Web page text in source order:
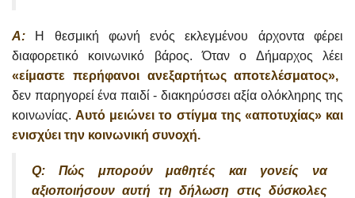
A: Η θεσμική φωνή ενός εκλεγμένου άρχοντα φέρει
διαφορετικό κοινωνικό βάρος. Όταν ο Δήμαρχος λέει
«είμαστε περήφανοι ανεξαρτήτως αποτελέσματος»,
δεν παρηγορεί ένα παιδί - διακηρύσσει αξία ολόκληρης της
κοινωνίας.Αυτό μειώνει το στίγμα της «αποτυχίας» και
ενισχύει την κοινωνική συνοχή.
Q: Πώς μπορούν μαθητές και γονείς να
αξιοποιήσουν αυτή τη δήλωση στις δύσκολες